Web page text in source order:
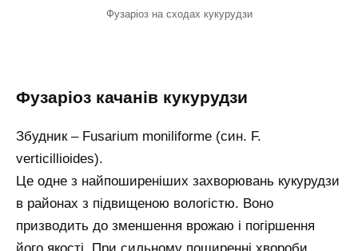
Фузаріоз на сходах кукурудзи
Фузаріоз качанів кукурудзи
Збудник – Fusarium moniliforme (син. F.
verticillioides).
Це одне з найпоширеніших захворювань кукурудзи
в районах з підвищеною вологістю. Воно
призводить до зменшення врожаю і погіршення